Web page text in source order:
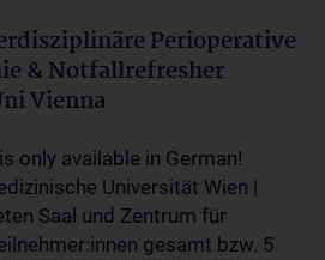
Perioperative
& Notfallrefresher
Vienna
only available in German!
Universität Wien |
Saal und Zentrum für
gesamt bzw. 5